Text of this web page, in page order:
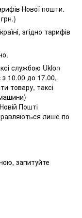
Нової пошти.
згідно тарифів
службою Uklon
з 10.00 до 17.00,
товару, таксі
Пошті
лише по
запитуйте